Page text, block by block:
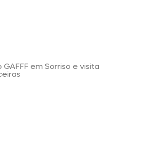
GAFFF em Sorriso e visita